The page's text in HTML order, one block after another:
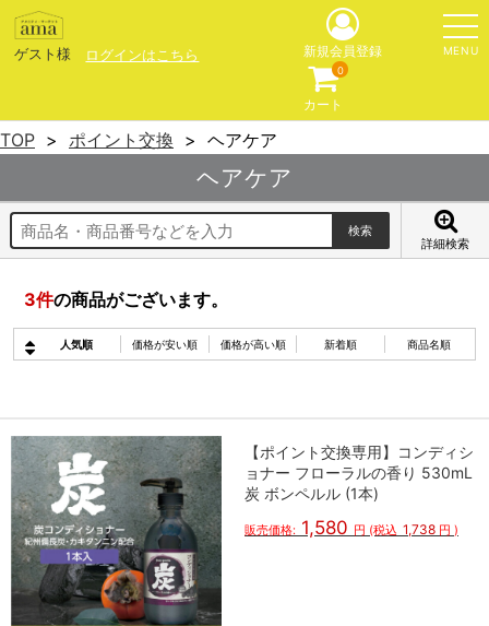
ゲスト様 ログインはこちら MENU
新規会員登録
カート
0
TOP ポイント交換 ヘアケア
ヘアケア
詳細検索
3件の商品がございます。
人気順 価格が安い順 価格が高い順 新着順 商品名順
【ポイント交換専用】コンディシ
ョナー フローラルの香り 530mL
炭 ボンペルル (1本)
販売価格: 1,580 円 (税込 1,738 円 )